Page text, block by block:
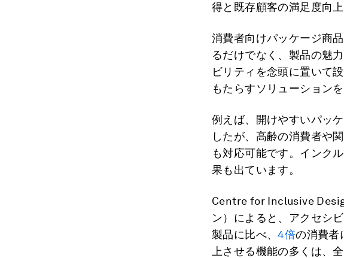
得と既存顧客の満足度向
消費者向けパッケージ商
るだけでなく、製品の魅
ビリティを念頭に置いて
もたらすソリューション
例えば、開けやすいパッ
したが、高齢の消費者や
も対応可能です。インク
果も出ています。
Centre for Inclusive
ン）によると、アクセシ
製品に比べ、4倍の消費者
上させる機能の多くは、